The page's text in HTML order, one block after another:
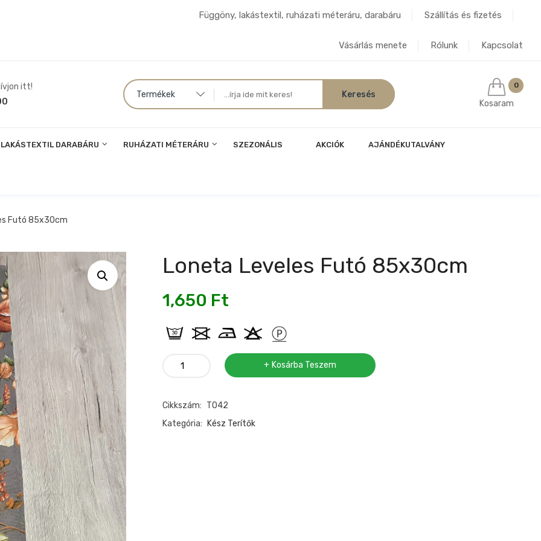
Függöny, lakástextil, ruházati méteráru, darabáru Szállítás és fizetés
Vásárlás menete Rólunk Kapcsolat
itt!
Termékek
0
Kosaram
LAKÁSTEXTIL DARABÁRU RUHÁZATI MÉTERÁRU SZEZONÁLIS AKCIÓK AJÁNDÉKUTALVÁNY
Futó 85x30cm
Loneta Leveles Futó 85x30cm
1,650 Ft
Loneta
85x30cm
mennyiség
Kosárba Teszem
Cikkszám: T042
Kategória:
Kész Terítők